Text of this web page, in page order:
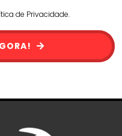
de Privacidade.